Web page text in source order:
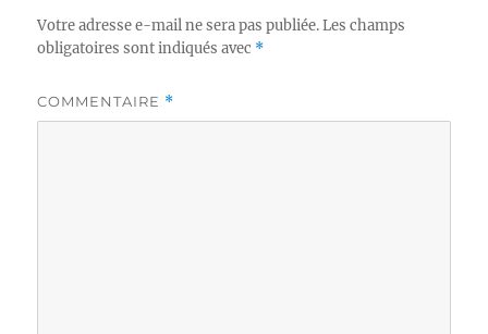
Votre adresse e-mail ne sera pas publiée. Les champs
obligatoires sont indiqués avec *
COMMENTAIRE *